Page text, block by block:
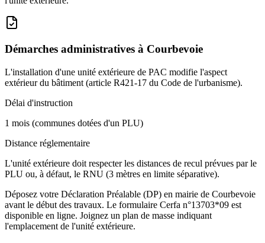
Démarches administratives à Courbevoie
L'installation d'une unité extérieure de PAC modifie l'aspect
extérieur du bâtiment (article R421-17 du Code de l'urbanisme).
Délai d'instruction
1 mois (communes dotées d'un PLU)
Distance réglementaire
L'unité extérieure doit respecter les distances de recul prévues par le
PLU ou, à défaut, le RNU (3 mètres en limite séparative).
Déposez votre Déclaration Préalable (DP) en mairie de Courbevoie
avant le début des travaux. Le formulaire Cerfa n°13703*09 est
disponible en ligne. Joignez un plan de masse indiquant
l'emplacement de l'unité extérieure.